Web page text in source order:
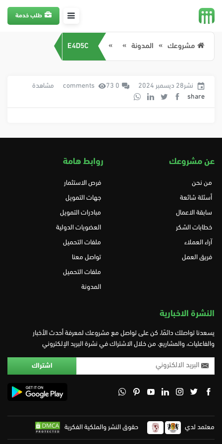
طلب خدمة
مشروعك المدونة E4D5C
نشر28 ديسمبر 2024 0 comments 73 مشاهدة
share
عن مشروعك
من نحن
أسئلة شائعة
سابقة الاعمال
خطابات الشكر
آراء العملاء
فريق العمل
روابط هامة
فرص الاستثمار
جهات التمويل
مبادرات التمويل
العضويات الدولية
ملفات التحميل
تواصل معنا
ملفات التحميل
المدونة
النشرة الاخبارية
يسعدنا تواصلك دائمًا، كن على تواصل مع مشروعك لمعرفة أحدث الأخبار
والفاعليات، والمشاريع، من خلال الاشتراك في نشرة البريد الإلكتروني
معتمد لدي حقوق النشر والملكية الفكرية